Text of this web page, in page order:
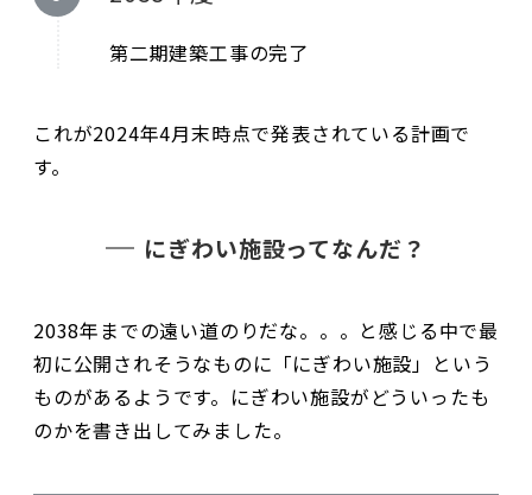
第二期建築工事の完了
これが2024年4月末時点で発表されている計画で
す。
にぎわい施設ってなんだ？
2038年までの遠い道のりだな。。。と感じる中で最
初に公開されそうなものに「にぎわい施設」という
ものがあるようです。にぎわい施設がどういったも
のかを書き出してみました。